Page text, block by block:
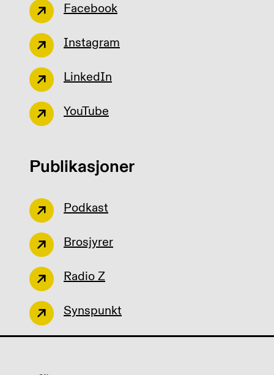
Facebook
Instagram
LinkedIn
YouTube
Publikasjoner
Podkast
Brosjyrer
Radio Z
Synspunkt